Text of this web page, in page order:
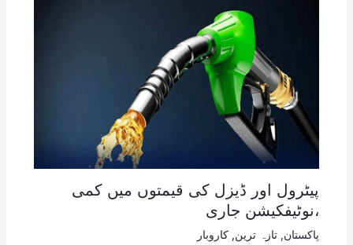
پیٹرول اور ڈیزل کی قیمتوں میں کمی
،نوٹیفکیشن جاری
پاکستان تازہ ترین کاروبار